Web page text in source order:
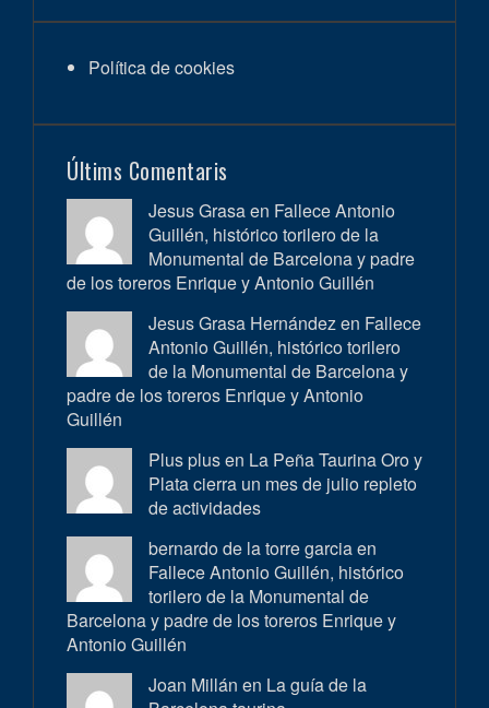
Política de cookies
Últims Comentaris
Jesus Grasa en Fallece Antonio
Guillén, histórico torilero de la
Monumental de Barcelona y padre
de los toreros Enrique y Antonio Guillén
Jesus Grasa Hernández en Fallece
Antonio Guillén, histórico torilero
de la Monumental de Barcelona y
padre de los toreros Enrique y Antonio
Guillén
Plus plus en La Peña Taurina Oro y
Plata cierra un mes de julio repleto
de actividades
bernardo de la torre garcia en
Fallece Antonio Guillén, histórico
torilero de la Monumental de
Barcelona y padre de los toreros Enrique y
Antonio Guillén
Joan Millán en La guía de la